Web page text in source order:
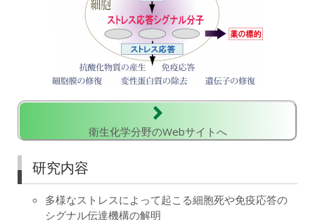
衛生化学分野のWebサイトへ
研究内容
多様なストレスによって起こる細胞死や免疫応答の
シグナル伝達機構の解明